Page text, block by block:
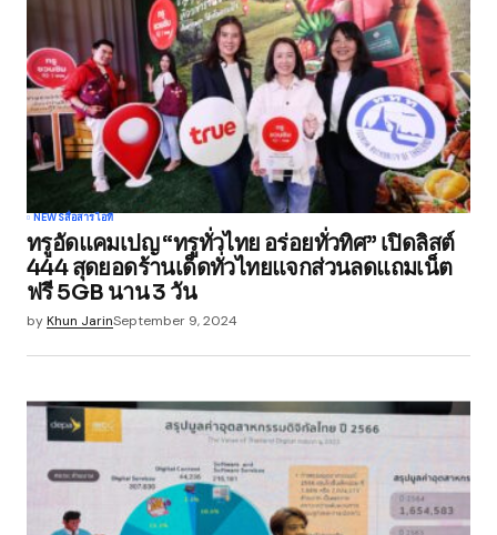
NEWSสื่อสารไอที
ทรูอัดแคมเปญ “ทรูทั่วไทย อร่อยทั่วทิศ” เปิดลิสต์
444 สุดยอดร้านเด็ดทั่วไทยแจกส่วนลดแถมเน็ต
ฟรี 5GB นาน 3 วัน
byKhun JarinSeptember 9, 2024